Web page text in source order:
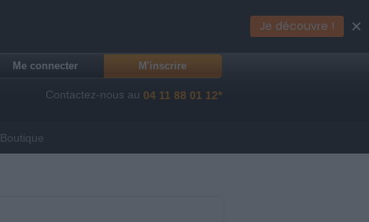
Me connecter M'inscrire
Contactez-nous au 04 11 88 01 12*
Boutique
Je découvre ! ×